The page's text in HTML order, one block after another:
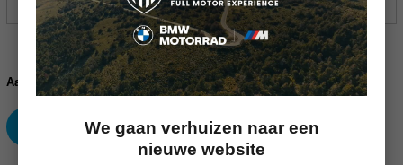
Huidige
voorraad:
Aantal:
Verhoog
aantallen:
Verlaag
aantallen:
We gaan verhuizen naar een
nieuwe website